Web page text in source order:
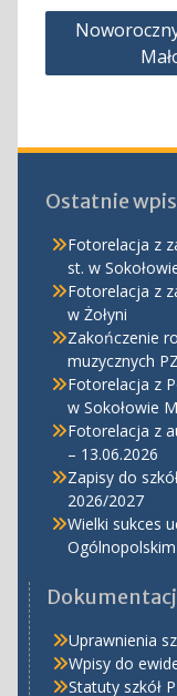
Nawigacja
Ostatnie
Fotorelacja z
st. w
Fotorelacja z
w Żołyni
Zakończenie
muzycznych
Fotorelacja z
w Sokołowie
Fotorelacja z
– 13.06.2026
Zapisy do
2026/2027
Wielki sukces
Uprawnienia
Wpisy do
Statuty szkół